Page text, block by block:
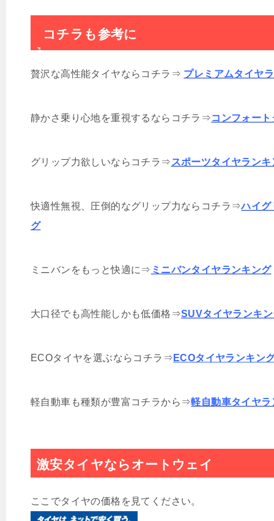
コチラも参考に
贅沢な高性能タイヤならコチラ⇒ プレミアムタイヤ
静かさ乗り心地を重視するならコチラ⇒コンフォー
グリップ力欲しいならコチラ⇒ スポーツタイヤランキ
快適性無視、圧倒的なグリップ力ならコチラ⇒ハイグ
グ
ミニバンをもっと快適に⇒ ミニバンタイヤランキング
大口径でも高性能しかも低価格⇒SUVタイヤランキ
ECOタイヤを選ぶならコチラ⇒ ECOタイヤランキン
軽自動車も種類が豊富コチラから⇒軽自動車タイヤラ
激安タイヤならオートウェイ
ここでタイヤの価格を見てください。